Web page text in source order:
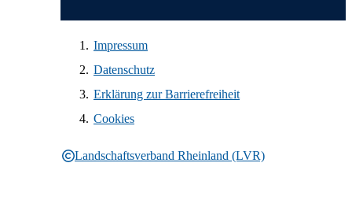
Landschaftsverband Rheinland (LVR)
Impressum
Datenschutz
Erklärung zur Barrierefreiheit
Cookies